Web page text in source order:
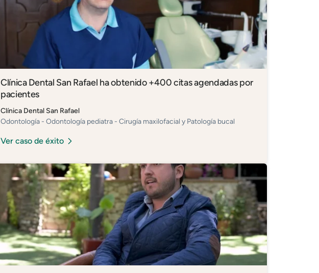
Clínica Dental San Rafael ha obtenido +400 citas agendadas por
pacientes
Clínica Dental San Rafael
Odontología - Odontología pediatra - Cirugía maxilofacial y Patología bucal
Ver caso de éxito